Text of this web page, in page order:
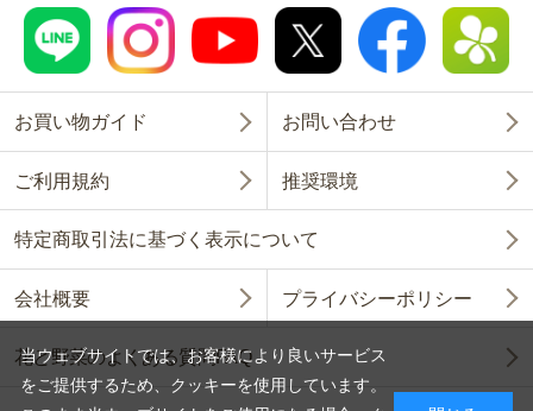
お買い物ガイド お問い合わせ
ご利用規約 推奨環境
特定商取引法に基づく表示について
会社概要 プライバシーポリシー
花と野菜のよくある質問FAQ
当ウェブサイトでは、お客様により良いサービス
をご提供するため、クッキーを使用しています。